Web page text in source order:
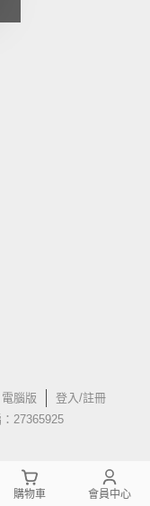
電腦版
登入/註冊
27365925
購物車 會員中心